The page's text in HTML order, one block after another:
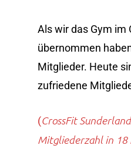
Als wir das Gym im
übernommen
Mitglieder. Heute
zufriedene
(CrossFit
Mitgliederzahl in 18